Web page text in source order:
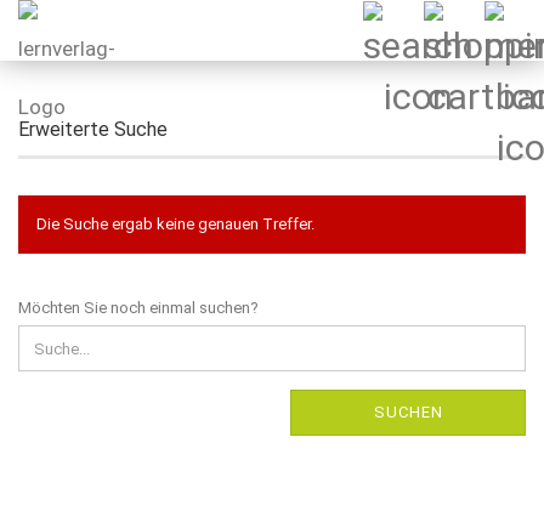
Erweiterte Suche
Die Suche ergab keine genauen Treffer.
MÖCHTEN
SIE
NOCH
EINMAL
Möchten Sie noch einmal suchen?
SUCHEN